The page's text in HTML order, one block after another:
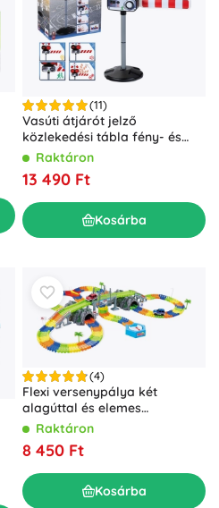
(11)
Vasúti átjárót jelző
közlekedési tábla fény- és
hangjelzéssel, 78 cm KLEIN
Raktáron
13 490 Ft
Kosárba
(4)
Flexi versenypálya két
alagúttal és elemes
kisautókkal
Raktáron
8 450 Ft
Kosárba